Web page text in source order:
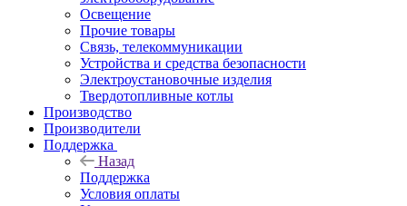
Освещение
Прочие товары
Связь, телекоммуникации
Устройства и средства безопасности
Электроустановочные изделия
Твердотопливные котлы
Производство
Производители
Поддержка
Назад
Поддержка
Условия оплаты